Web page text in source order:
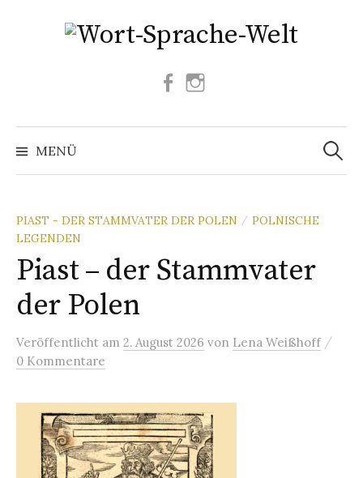
Facebook
MENÜ
Suchen
nach:
PIAST - DER STAMMVATER DER POLEN / POLNISCHE
LEGENDEN
Piast – der Stammvater
der Polen
Veröffentlicht am 2. August 2026 von Lena Weißhoff /
0 Kommentare